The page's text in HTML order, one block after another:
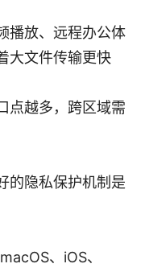
播放、远程办公体
大文件传输更快
点越多，跨区域需
的隐私保护机制是
、iOS、